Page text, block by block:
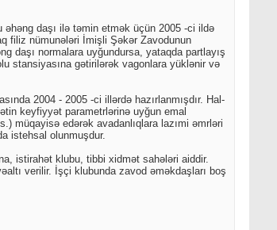
daşı ilə təmin etmək üçün 2005 -ci ildə
filiz nümunələri İmişli Şəkər Zavodunun
daşı normalara uyğundursa, yataqda partlayış
stansiyasına gətirilərək vagonlara yüklənir və
2004 - 2005 -ci illərdə hazırlanmışdır. Hal-
keyfiyyət parametrlərinə uyğun emal
müqayisə edərək avadanlıqlara lazımi əmrləri
istehsal olunmuşdur.
istirahət klubu, tibbi xidmət sahələri aiddir.
verilir. İşçi klubunda zavod əməkdaşları boş